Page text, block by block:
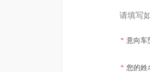
请填写
* 意向车
* 您的姓